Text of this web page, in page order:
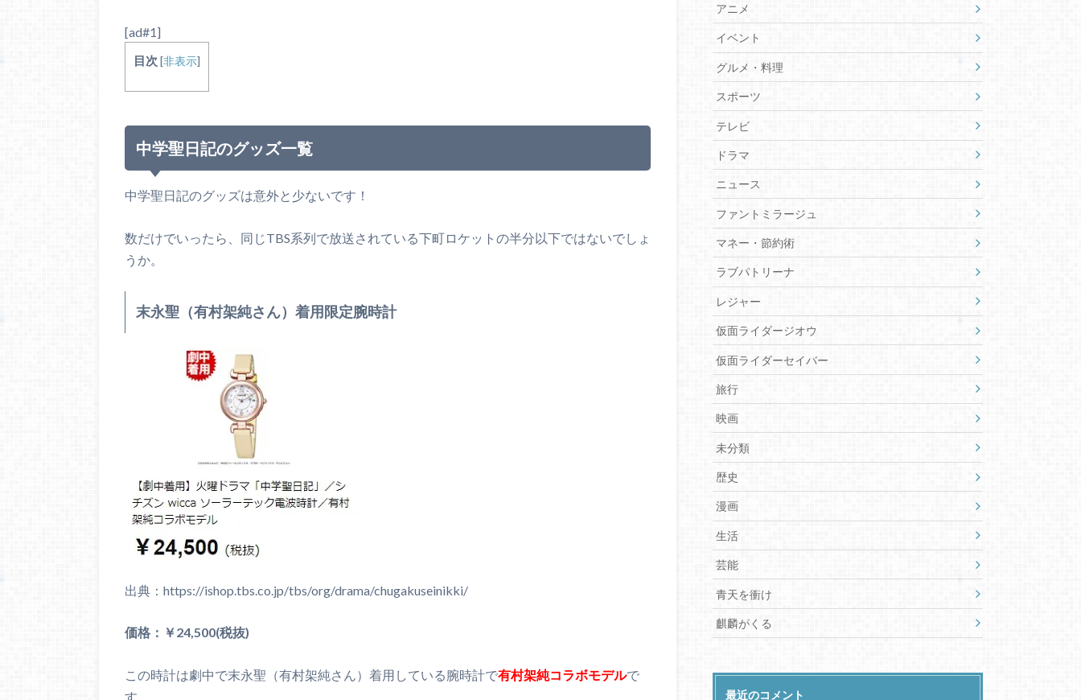
[ad#1]
目次 [非表示]
中学聖日記のグッズ一覧
中学聖日記のグッズは意外と少ないです！
数だけでいったら、同じTBS系列で放送されている下町ロケットの半分以下ではないでしょ
うか。
末永聖（有村架純さん）着用限定腕時計
出典：https://ishop.tbs.co.jp/tbs/org/drama/chugakuseinikki/
価格：￥24,500(税抜)
この時計は劇中で末永聖（有村架純さん）着用している腕時計で有村架純コラボモデルで
す。
アニメ
イベント
グルメ・料理
スポーツ
テレビ
ドラマ
ニュース
ファントミラージュ
マネー・節約術
ラブパトリーナ
レジャー
仮面ライダージオウ
仮面ライダーセイバー
旅行
映画
未分類
歴史
漫画
生活
芸能
青天を衝け
麒麟がくる
最近のコメント